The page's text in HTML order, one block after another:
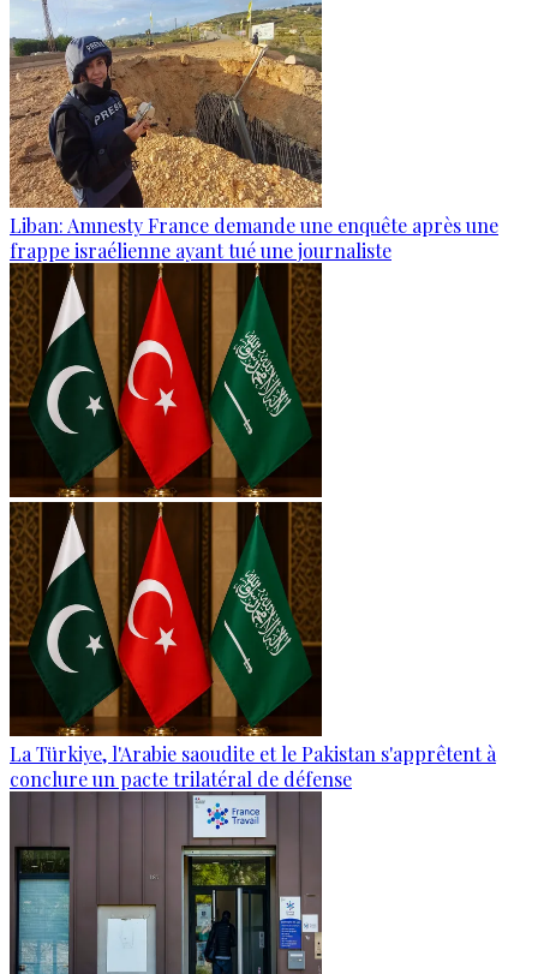
Liban: Amnesty France demande une enquête après une
frappe israélienne ayant tué une journaliste
La Türkiye, l'Arabie saoudite et le Pakistan s'apprêtent à
conclure un pacte trilatéral de défense